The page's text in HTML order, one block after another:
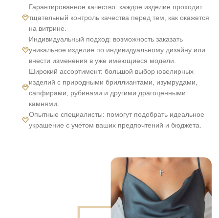
Гарантированное качество: каждое изделие проходит
тщательный контроль качества перед тем, как окажется
на витрине.
Индивидуальный подход: возможность заказать
уникальное изделие по индивидуальному дизайну или
внести изменения в уже имеющиеся модели.
Широкий ассортимент: большой выбор ювелирных
изделий с природными бриллиантами, изумрудами,
сапфирами, рубинами и другими драгоценными
камнями.
Опытные специалисты: помогут подобрать идеальное
украшение с учетом ваших предпочтений и бюджета.